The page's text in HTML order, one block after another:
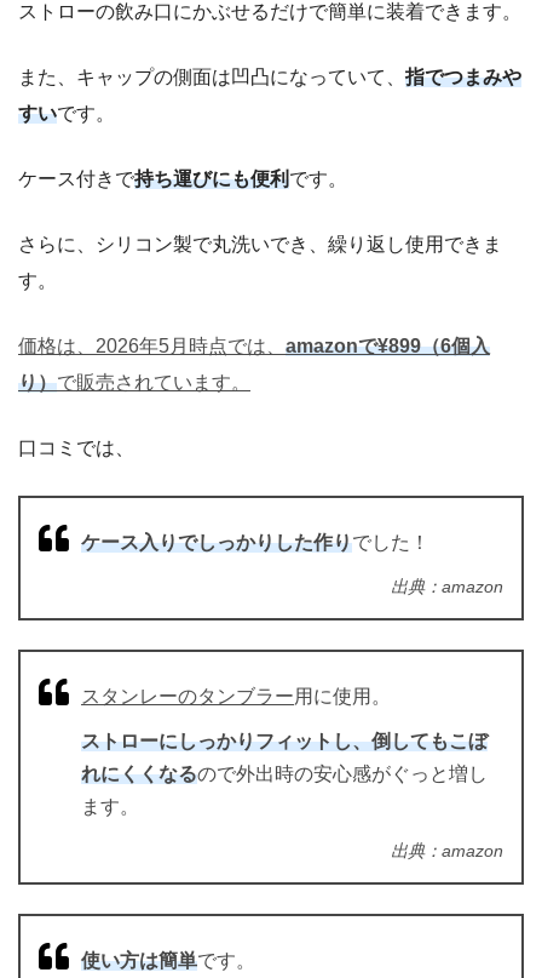
ストローの飲み口にかぶせるだけで簡単に装着できます。
また、キャップの側面は凹凸になっていて、 指でつまみや
すいです。
ケース付きで持ち運びにも便利です。
さらに、シリコン製で丸洗いでき、繰り返し使用できま
す。
価格は、2026年5月時点では、 amazonで¥899（6個入
り）で販売されています。
口コミでは、
ケース入りでしっかりした作りでした！
出典：amazon
スタンレーのタンブラー用に使用。
ストローにしっかりフィットし、倒してもこぼ
れにくくなるので外出時の安心感がぐっと増し
ます。
出典：amazon
使い方は簡単です。